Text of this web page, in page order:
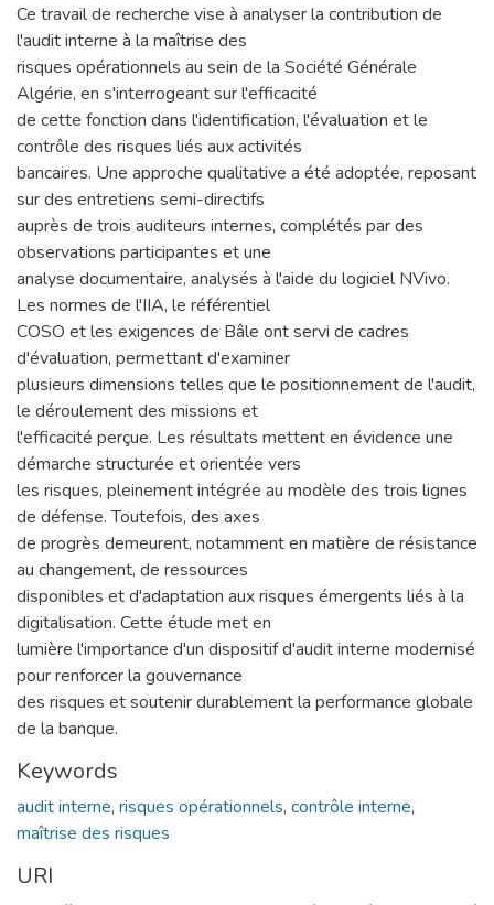
Ce travail de recherche vise à analyser la contribution de
l'audit interne à la maîtrise des
risques opérationnels au sein de la Société Générale
Algérie, en s'interrogeant sur l'efficacité
de cette fonction dans l'identification, l'évaluation et le
contrôle des risques liés aux activités
bancaires. Une approche qualitative a été adoptée, reposant
sur des entretiens semi-directifs
auprès de trois auditeurs internes, complétés par des
observations participantes et une
analyse documentaire, analysés à l'aide du logiciel NVivo.
Les normes de l'IIA, le référentiel
COSO et les exigences de Bâle ont servi de cadres
d'évaluation, permettant d'examiner
plusieurs dimensions telles que le positionnement de l'audit,
le déroulement des missions et
l'efficacité perçue. Les résultats mettent en évidence une
démarche structurée et orientée vers
les risques, pleinement intégrée au modèle des trois lignes
de défense. Toutefois, des axes
de progrès demeurent, notamment en matière de résistance
au changement, de ressources
disponibles et d'adaptation aux risques émergents liés à la
digitalisation. Cette étude met en
lumière l'importance d'un dispositif d'audit interne modernisé
pour renforcer la gouvernance
des risques et soutenir durablement la performance globale
de la banque.
Keywords
audit interne, risques opérationnels, contrôle interne,
maîtrise des risques
URI